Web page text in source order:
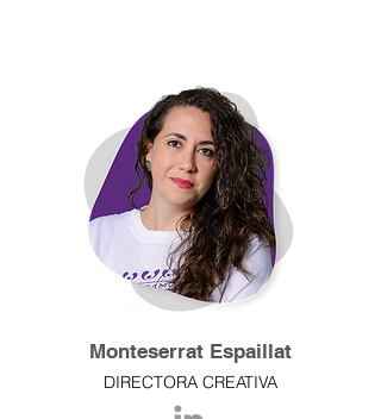
Monteserrat Espaillat
DIRECTORA CREATIVA